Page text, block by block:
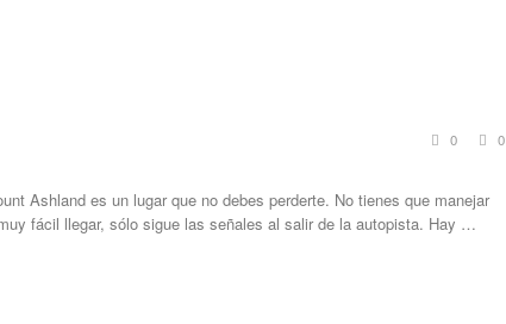
0 0
Ashland es un lugar que no debes perderte. No tienes que manejar
fácil llegar, sólo sigue las señales al salir de la autopista. Hay …